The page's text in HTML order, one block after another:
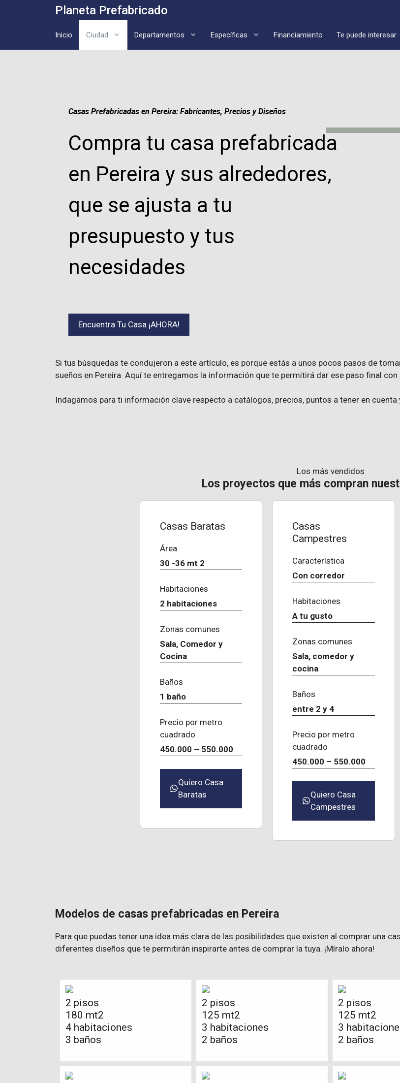
Planeta Prefabricado
Inicio Ciudad Departamentos Específicas Financiamiento Te puede interesar
Casas Prefabricadas en Pereira: Fabricantes, Precios y Diseños
Compra tu casa prefabricada
en Pereira y sus alrededores,
que se ajusta a tu
presupuesto y tus
necesidades
Encuentra Tu Casa ¡AHORA!
Si tus búsquedas te condujeron a este artículo, es porque estás a unos pocos pasos de
sueños en Pereira. Aquí te entregamos la información que te permitirá dar ese paso final
Indagamos para ti información clave respecto a catálogos, precios, puntos a tener en cuenta
Los más vendidos
Los proyectos que más compran
Casas Baratas
Área
30 -36 mt 2
Habitaciones
2 habitaciones
Zonas comunes
Sala, Comedor y
Cocina
Baños
1 baño
Precio por metro
cuadrado
450.000 – 550.000
Quiero Casa
Baratas
Casas
Campestres
Característica
Con corredor
Habitaciones
A tu gusto
Zonas comunes
Sala, comedor y
cocina
Baños
entre 2 y 4
Precio por metro
cuadrado
450.000 – 550.000
Quiero Casa
Campestres
Modelos de casas prefabricadas en Pereira
Para que puedas tener una idea más clara de las posibilidades que existen al comprar una
diferentes diseños que te permitirán inspirarte antes de comprar la tuya. ¡Míralo ahora!
2 pisos
180 mt2
4 habitaciones
3 baños
2 pisos
125 mt2
3 habitaciones
2 baños
2 pisos
125 mt2
3
2 baños